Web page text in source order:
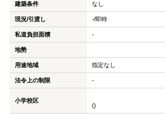
建築条件 なし
現況/引渡し -/即時
私道負担面積 -
地勢
用途地域 指定なし
法令上の制限 -
小学校区
()